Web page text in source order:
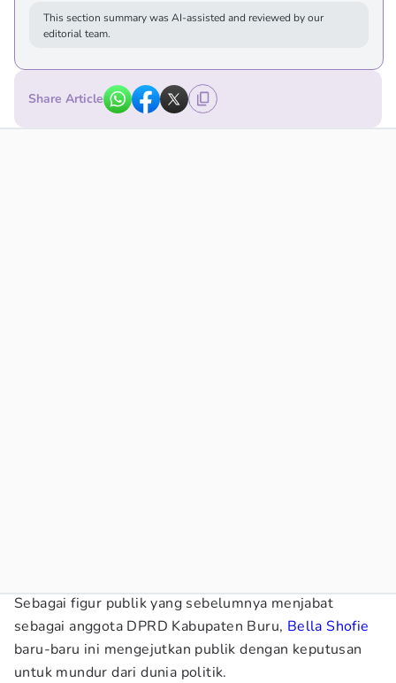
This section summary was AI-assisted and reviewed by our
editorial team.
Share Article
Sebagai figur publik yang sebelumnya menjabat
sebagai anggota DPRD Kabupaten Buru, Bella Shofie
baru-baru ini mengejutkan publik dengan keputusan
untuk mundur dari dunia politik.